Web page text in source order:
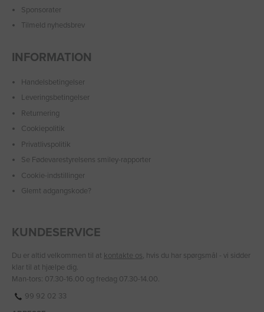
Sponsorater
Tilmeld nyhedsbrev
INFORMATION
Handelsbetingelser
Leveringsbetingelser
Returnering
Cookiepolitik
Privatlivspolitik
Se Fødevarestyrelsens smiley-rapporter
Cookie-indstillinger
Glemt adgangskode?
KUNDESERVICE
Du er altid velkommen til at kontakte os, hvis du har spørgsmål - vi sidder
klar til at hjælpe dig.
Man-tors: 07.30-16.00 og fredag 07.30-14.00.
99 92 02 33